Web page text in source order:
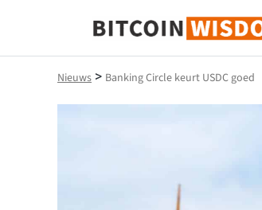
Bitcoin-wijsheid
Nieuws > Banking Circle keurt USDC goed